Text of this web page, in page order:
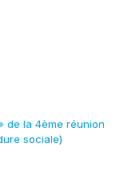
de la 4ème réunion
sociale)